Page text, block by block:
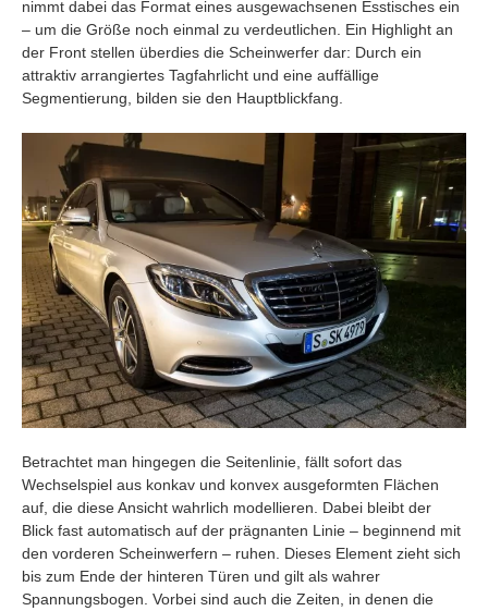
nimmt dabei das Format eines ausgewachsenen Esstisches ein
– um die Größe noch einmal zu verdeutlichen. Ein Highlight an
der Front stellen überdies die Scheinwerfer dar: Durch ein
attraktiv arrangiertes Tagfahrlicht und eine auffällige
Segmentierung, bilden sie den Hauptblickfang.
Betrachtet man hingegen die Seitenlinie, fällt sofort das
Wechselspiel aus konkav und konvex ausgeformten Flächen
auf, die diese Ansicht wahrlich modellieren. Dabei bleibt der
Blick fast automatisch auf der prägnanten Linie – beginnend mit
den vorderen Scheinwerfern – ruhen. Dieses Element zieht sich
bis zum Ende der hinteren Türen und gilt als wahrer
Spannungsbogen. Vorbei sind auch die Zeiten, in denen die